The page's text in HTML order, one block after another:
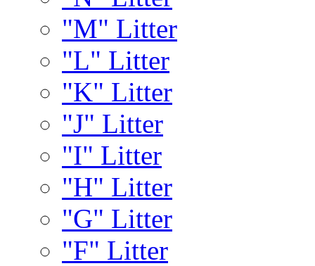
"M" Litter
"L" Litter
"K" Litter
"J" Litter
"I" Litter
"H" Litter
"G" Litter
"F" Litter